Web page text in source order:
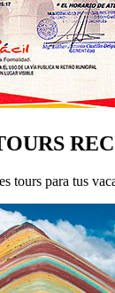
tours para tus